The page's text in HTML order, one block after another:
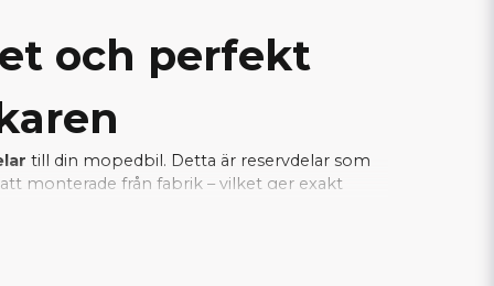
och perfekt
till din mopedbil. Detta är reservdelar som
monterade från fabrik – vilket ger exakt
fungerar tillsammans med bilens